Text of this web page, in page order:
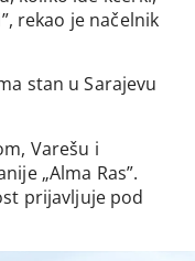
rekao je načelnik
stan u Sarajevu
Varešu i
„Alma Ras”.
prijavljuje pod